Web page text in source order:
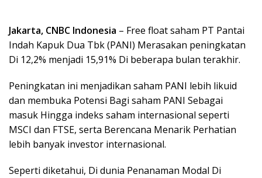
Jakarta, CNBC Indonesia – Free float saham PT Pantai
Indah Kapuk Dua Tbk (PANI) Merasakan peningkatan
Di 12,2% menjadi 15,91% Di beberapa bulan terakhir.
Peningkatan ini menjadikan saham PANI lebih likuid
dan membuka Potensi Bagi saham PANI Sebagai
masuk Hingga indeks saham internasional seperti
MSCI dan FTSE, serta Berencana Menarik Perhatian
lebih banyak investor internasional.
Seperti diketahui, Di dunia Penanaman Modal Di